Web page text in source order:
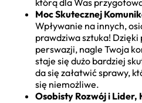
Moc Skutecznej
Wpływanie na innych,
prawdziwa sztuka!
perswazji, nagle Twoja
staje się dużo bardziej
da się załatwić sprawy,
się niemożliwe.
Osobisty Rozwój i Lider,